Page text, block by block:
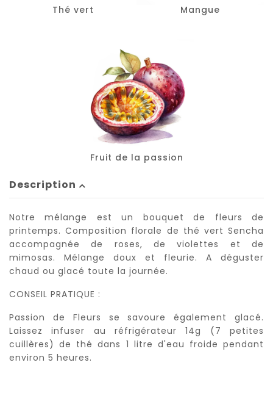
Thé vert Mangue
Fruit de la passion
Description
Notre mélange est un bouquet de fleurs de
printemps. Composition florale de thé vert Sencha
accompagnée de roses, de violettes et de
mimosas. Mélange doux et fleurie. A déguster
chaud ou glacé toute la journée.
CONSEIL PRATIQUE :
Passion de Fleurs se savoure également glacé.
Laissez infuser au réfrigérateur 14g (7 petites
cuillères) de thé dans 1 litre d'eau froide pendant
environ 5 heures.